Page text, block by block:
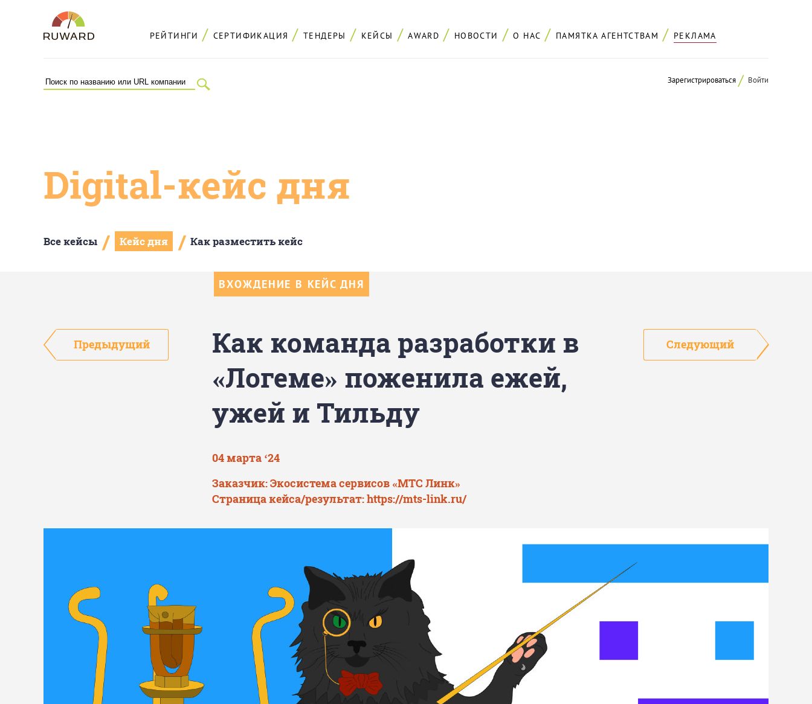
РЕЙТИНГИ СЕРТИФИКАЦИЯ ТЕНДЕРЫ КЕЙСЫ AWARD НОВОСТИ О НАС ПАМЯТКА АГЕНТСТВАМ РЕКЛАМА
Зарегистрироваться Войти
Digital-кейс дня
Все кейсы / Кейс дня / Как разместить кейс
Предыдущий Следующий
Как команда разработки в
«Логеме» поженила ежей,
ужей и Тильду
ВХОЖДЕНИЕ В КЕЙС ДНЯ
04 марта ‘24
Заказчик: Экосистема сервисов «МТС Линк»
Страница кейса/результат:https://mts-link.ru/